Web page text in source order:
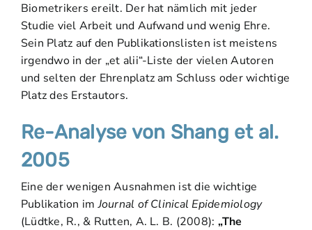
Biometrikers ereilt. Der hat nämlich mit jeder
Studie viel Arbeit und Aufwand und wenig Ehre.
Sein Platz auf den Publikationslisten ist meistens
irgendwo in der „et alii“-Liste der vielen Autoren
und selten der Ehrenplatz am Schluss oder wichtige
Platz des Erstautors.
Re-Analyse von Shang et al.
2005
Eine der wenigen Ausnahmen ist die wichtige
Publikation imJournal of Clinical Epidemiology
(Lüdtke, R., & Rutten, A. L. B. (2008): „The